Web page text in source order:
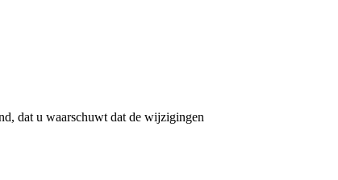
dat u waarschuwt dat de wijzigingen